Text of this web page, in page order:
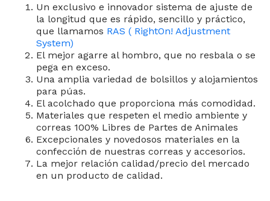
Un exclusivo e innovador sistema de ajuste de
la longitud que es rápido, sencillo y práctico,
que llamamos RAS ( RightOn! Adjustment
System)
El mejor agarre al hombro, que no resbala o se
pega en exceso.
Una amplia variedad de bolsillos y alojamientos
para púas.
El acolchado que proporciona más comodidad.
Materiales que respeten el medio ambiente y
correas 100% Libres de Partes de Animales
Excepcionales y novedosos materiales en la
confección de nuestras correas y accesorios.
La mejor relación calidad/precio del mercado
en un producto de calidad.